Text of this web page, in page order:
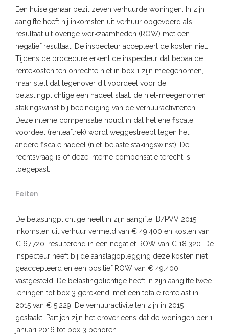
Een huiseigenaar bezit zeven verhuurde woningen. In zijn
aangifte heeft hij inkomsten uit verhuur opgevoerd als
resultaat uit overige werkzaamheden (ROW) met een
negatief resultaat. De inspecteur accepteert de kosten niet.
Tijdens de procedure erkent de inspecteur dat bepaalde
rentekosten ten onrechte niet in box 1 zijn meegenomen,
maar stelt dat tegenover dit voordeel voor de
belastingplichtige een nadeel staat: de niet-meegenomen
stakingswinst bij beëindiging van de verhuuractiviteiten.
Deze interne compensatie houdt in dat het ene fiscale
voordeel (renteaftrek) wordt weggestreept tegen het
andere fiscale nadeel (niet-belaste stakingswinst). De
rechtsvraag is of deze interne compensatie terecht is
toegepast.
Feiten
De belastingplichtige heeft in zijn aangifte IB/PVV 2015
inkomsten uit verhuur vermeld van € 49.400 en kosten van
€ 67.720, resulterend in een negatief ROW van € 18.320. De
inspecteur heeft bij de aanslagoplegging deze kosten niet
geaccepteerd en een positief ROW van € 49.400
vastgesteld. De belastingplichtige heeft in zijn aangifte twee
leningen tot box 3 gerekend, met een totale rentelast in
2015 van € 5.229. De verhuuractiviteiten zijn in 2015
gestaakt. Partijen zijn het erover eens dat de woningen per 1
januari 2016 tot box 3 behoren.